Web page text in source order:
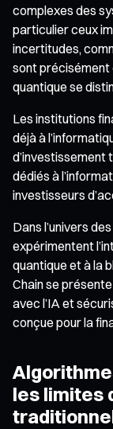
complexes des
particulier ceux
incertitudes,
sont précisément
quantique se
Les institutions
déjà à
d’investissement
dédiés à
investisseurs
Dans l’univers
expérimentent
quantique et à la
Chain se
avec l’IA et
conçue pour la
les limites